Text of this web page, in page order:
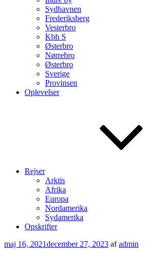
Sydhavnen
Frederiksberg
Vesterbro
Kbh S
Østerbro
Nørrebro
Østerbro
Sverige
Provinsen
Oplevelser
Rejser
Arktis
Afrika
Europa
Nordamerika
Sydamerika
Opskrifter
Udgivet
maj 16, 2021december 27, 2023 afadmin